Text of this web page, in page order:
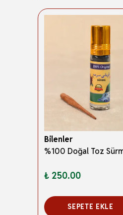
Bilenler
₺ 250.00
SEPETE EKLE